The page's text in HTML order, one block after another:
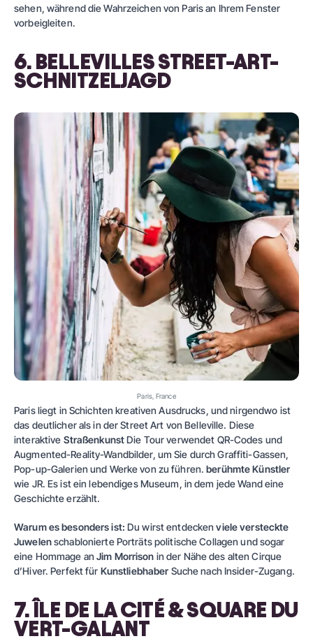
sehen, während die Wahrzeichen von Paris an Ihrem Fenster
vorbeigleiten.
6. BELLEVILLES STREET-ART-
SCHNITZELJAGD
Paris, France
Paris liegt in Schichten kreativen Ausdrucks, und nirgendwo ist
das deutlicher als in der Street Art von Belleville. Diese
interaktive StraßenkunstDie Tour verwendet QR-Codes und
Augmented-Reality-Wandbilder, um Sie durch Graffiti-Gassen,
Pop-up-Galerien und Werke von zu führen.berühmte Künstler
wie JR. Es ist ein lebendiges Museum, in dem jede Wand eine
Geschichte erzählt.
Warum es besonders ist: Du wirst entdeckenviele versteckte
Juwelenschablonierte Porträts politische Collagen und sogar
eine Hommage anJim Morrison in der Nähe des alten Cirque
d’Hiver. Perfekt für Kunstliebhaber Suche nach Insider-Zugang.
7. ÎLE DE LA CITÉ & SQUARE DU
VERT-GALANT